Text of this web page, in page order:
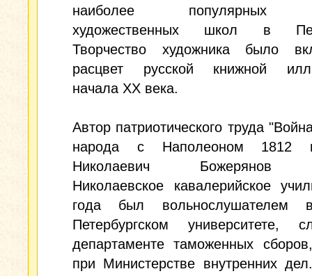
наиболее популярных
художественных школ в
Творчество художника было
расцвет русской книжной
начала ХХ века.
Автор патриотического труда
народа с Наполеоном 1812
Николаевич Божерянов
Николаевское кавалерийское
года был вольнослушателем
Петербургском университете,
департаменте таможенных
при Министерстве внутренних